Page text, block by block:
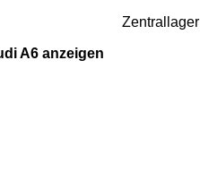
Zentrallager
A6 anzeigen